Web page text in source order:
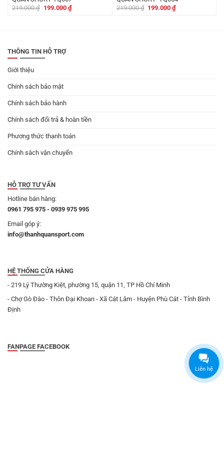
219.000₫ Giá
199.000 ₫Giá
hiện
219.000₫ Giá
199.000₫Giá
THÔNG TIN HỖ TRỢ
Giới thiệu
Chính sách bảo mật
Chính sách bảo hành
Chính sách đổi trả & hoàn tiền
Phương thức thanh toán
Chính sách vận chuyển
HỖ TRỢ TƯ VẤN
Hotline bán hàng:
0961 795 975 - 0939 975 995
Email góp ý:
info@thanhquansport.com
HỆ THỐNG CỬA HÀNG
- 219 Lý Thường Kiệt, phường 15, quận 11, TP Hồ Chí Minh
- Chợ Gò Đào - Thôn Đại Khoan - Xã Cát Lâm - Huyện Phù Cát - Tỉnh Bình
Định
FANPAGE FACEBOOK
Liên hệ